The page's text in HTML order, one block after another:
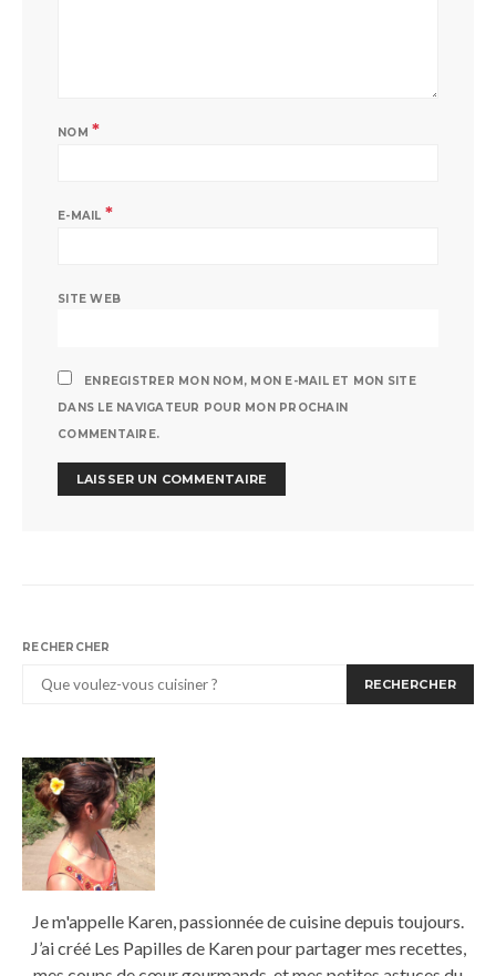
NOM *
E-MAIL *
SITE WEB
ENREGISTRER MON NOM, MON E-MAIL ET MON SITE
DANS LE NAVIGATEUR POUR MON PROCHAIN
COMMENTAIRE.
RECHERCHER
RECHERCHER
Je m'appelle Karen, passionnée de cuisine depuis toujours.
J’ai créé Les Papilles de Karen pour partager mes recettes,